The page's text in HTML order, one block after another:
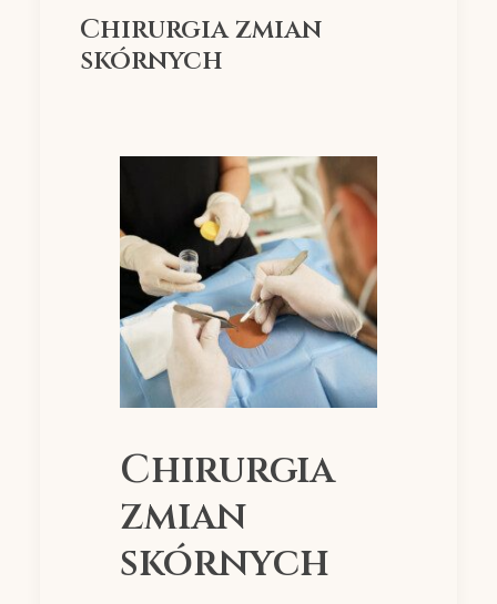
Chirurgia zmian
skórnych
Chirurgia
zmian
skórnych